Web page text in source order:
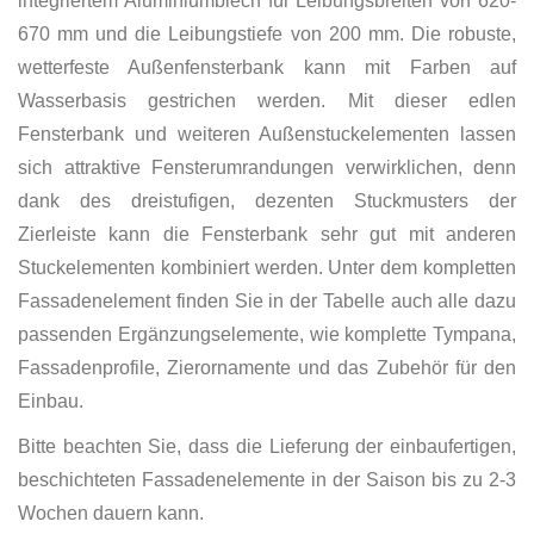
670 mm und die Leibungstiefe von 200 mm. Die robuste,
wetterfeste Außenfensterbank kann mit Farben auf
Wasserbasis gestrichen werden. Mit dieser edlen
Fensterbank und weiteren Außenstuckelementen lassen
sich attraktive Fensterumrandungen verwirklichen, denn
dank des dreistufigen, dezenten Stuckmusters der
Zierleiste kann die Fensterbank sehr gut mit anderen
Stuckelementen kombiniert werden. Unter dem kompletten
Fassadenelement finden Sie in der Tabelle auch alle dazu
passenden Ergänzungselemente, wie komplette Tympana,
Fassadenprofile, Zierornamente und das Zubehör für den
Einbau.
Bitte beachten Sie, dass die Lieferung der einbaufertigen,
beschichteten Fassadenelemente in der Saison bis zu 2-3
Wochen dauern kann.